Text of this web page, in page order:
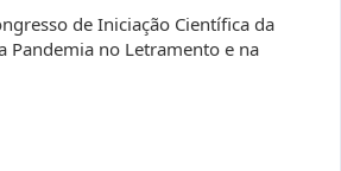
de Iniciação Científica da
Pandemia no Letramento e na